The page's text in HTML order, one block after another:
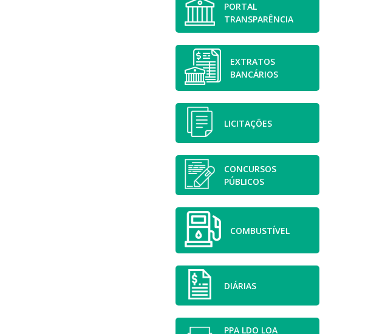
PORTAL
TRANSPARÊNCIA
EXTRATOS
BANCÁRIOS
LICITAÇÕES
CONCURSOS
PÚBLICOS
COMBUSTÍVEL
DIÁRIAS
PPA LDO LOA